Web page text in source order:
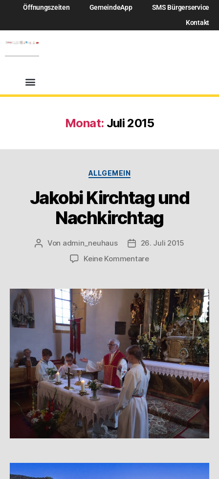
Öffnungszeiten GemeindeApp
SMS Bürgerservice
Kontakt
Monat: Juli 2015
ALLGEMEIN
Jakobi Kirchtag und
Nachkirchtag
Von admin_neuhaus
26. Juli 2015
Keine Kommentare